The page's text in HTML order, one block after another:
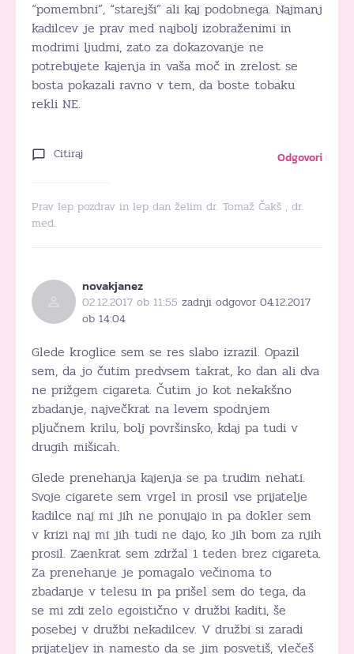
“pomembni”, “starejši” ali kaj podobnega. Najmanj
kadilcev je prav med najbolj izobraženimi in
modrimi ljudmi, zato za dokazovanje ne
potrebujete kajenja in vaša moč in zrelost se
bosta pokazali ravno v tem, da boste tobaku
rekli NE.
Citiraj Odgovori
Prav lep pozdrav in lep dan želim dr. Tomaž Čakš , dr.
med.
novakjanez
02.12.2017 ob 11:55 zadnji odgovor 04.12.2017
ob 14:04
Glede kroglice sem se res slabo izrazil. Opazil
sem, da jo čutim predvsem takrat, ko dan ali dva
ne prižgem cigareta. Čutim jo kot nekakšno
zbadanje, največkrat na levem spodnjem
pljučnem krilu, bolj površinsko, kdaj pa tudi v
drugih mišicah.
Glede prenehanja kajenja se pa trudim nehati.
Svoje cigarete sem vrgel in prosil vse prijatelje
kadilce naj mi jih ne ponujajo in pa dokler sem
v krizi naj mi jih tudi ne dajo, ko jih bom za njih
prosil. Zaenkrat sem zdržal 1 teden brez cigareta.
Za prenehanje je pomagalo večinoma to
zbadanje v telesu in pa prišel sem do tega, da
se mi zdi zelo egoistično v družbi kaditi, še
posebej v družbi nekadilcev. V družbi si zaradi
prijateljev in namesto da se jim posvetiš, vlečeš